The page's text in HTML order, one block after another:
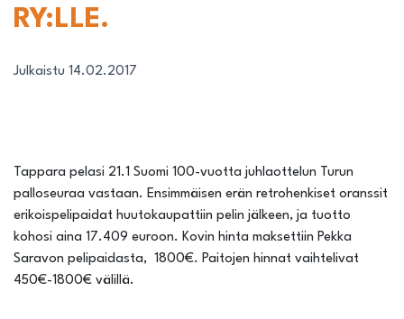
RY:LLE.
Julkaistu 14.02.2017
Tappara pelasi 21.1 Suomi 100-vuotta juhlaottelun Turun
palloseuraa vastaan. Ensimmäisen erän retrohenkiset oranssit
erikoispelipaidat huutokaupattiin pelin jälkeen, ja tuotto
kohosi aina 17.409 euroon. Kovin hinta maksettiin Pekka
Saravon pelipaidasta, 1800€. Paitojen hinnat vaihtelivat
450€-1800€ välillä.